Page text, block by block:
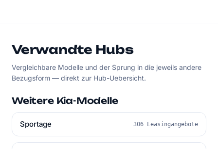
Verwandte Hubs
Vergleichbare Modelle und der Sprung in die jeweils andere
Bezugsform — direkt zur Hub-Uebersicht.
Weitere Kia-Modelle
Sportage 306 Leasingangebote